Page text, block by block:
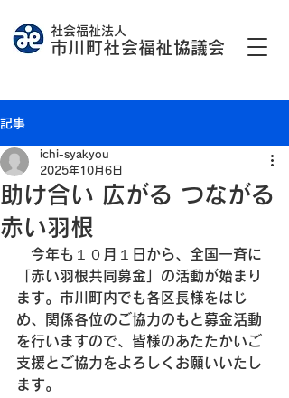
社会福祉法人
市川町社会福祉協議会
記事
助け合い 広がる つながる
赤い羽根
ichi-syakyou
2025年10月6日
今年も１０月１日から、全国一斉に
「赤い羽根共同募金」の活動が始まり
ます。市川町内でも各区長様をはじ
め、関係各位のご協力のもと募金活動
を行いますので、皆様のあたたかいご
支援とご協力をよろしくお願いいたし
ます。